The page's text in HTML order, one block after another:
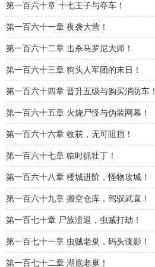
第一百六十章 十七王子与夺车！
第一百六十一章 夜袭大营！
第一百六十二章 击杀马罗尼大师！
第一百六十三章 狗头人军团的末日！
第一百六十四章 晋升五级与购买消防车！
第一百六十五章 火烧尸怪与伪装网幕！
第一百六十六章 收获，无可阻挡！
第一百六十七章 临时抓壮丁！
第一百六十八章 楼城进阶，怪物攻城！
第一百六十九章 搬空仓库，驾驭武直！
第一百七十章 尸族溃退，虫贼打劫！
第一百七十一章 虫贼老巢，码头谍影！
第一百七十二章 湖底老巢！